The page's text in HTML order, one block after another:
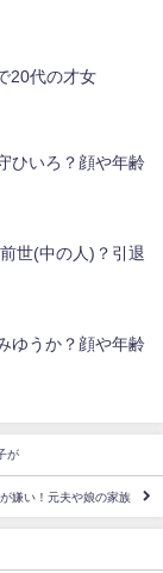
20代の才女
ひいろ？顔や年齢
世(中の人)？引退
ゆうか？顔や年齢
が
嫌い！元夫や娘の家族